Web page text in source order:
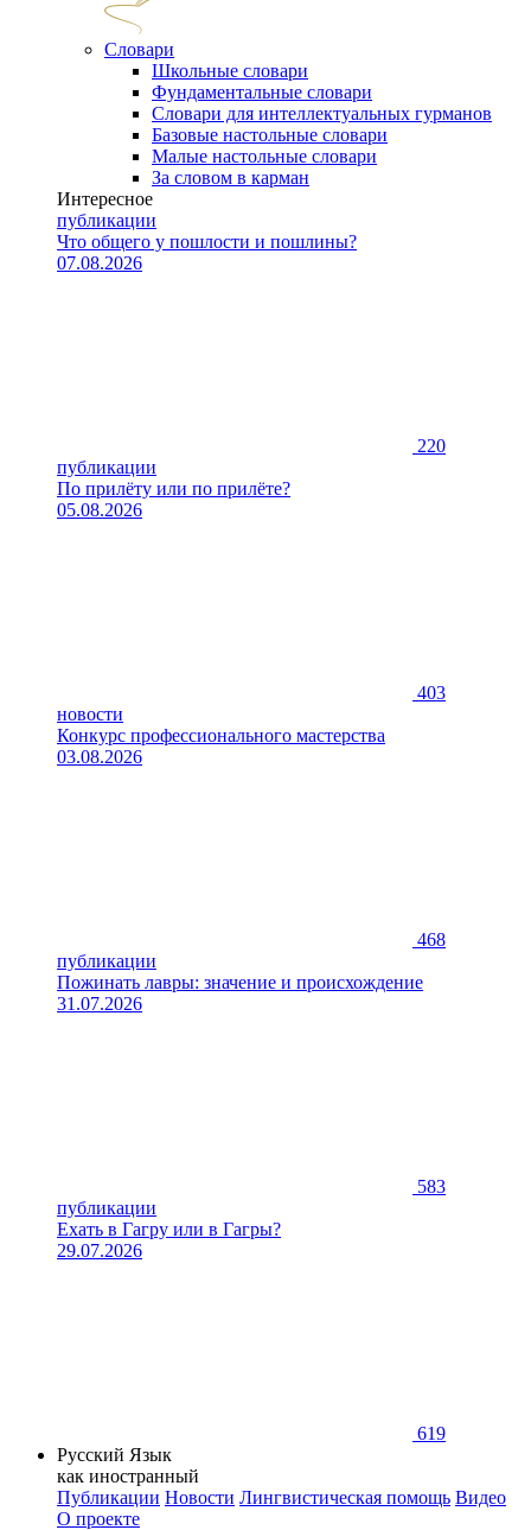
Словари
Школьные словари
Фундаментальные словари
Словари для интеллектуальных гурманов
Базовые настольные словари
Малые настольные словари
За словом в карман
Интересное
публикации
Что общего у пошлости и пошлины?
07.08.2026
220
публикации
По прилёту или по прилёте?
05.08.2026
403
новости
Конкурс профессионального мастерства
03.08.2026
468
публикации
Пожинать лавры: значение и происхождение
31.07.2026
583
публикации
Ехать в Гагру или в Гагры?
29.07.2026
619
Русский Язык
как иностранный
Публикации Новости Лингвистическая помощь Видео
О проекте